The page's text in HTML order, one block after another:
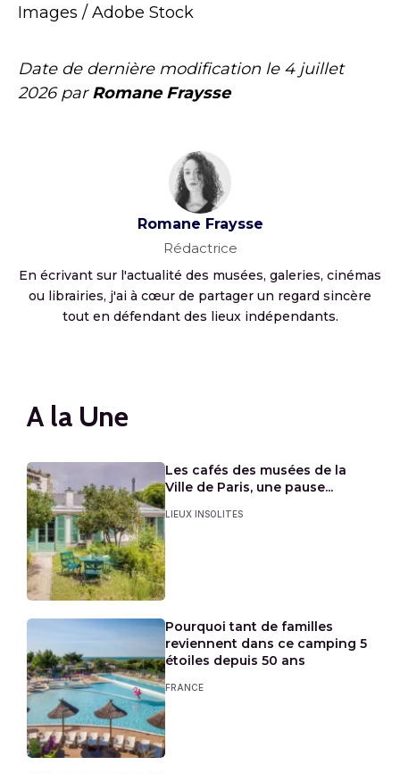
Images / Adobe Stock
Date de dernière modification le 4 juillet
2026parRomane Fraysse
Romane Fraysse
Rédactrice
En écrivant sur l'actualité des musées, galeries, cinémas
ou librairies, j'ai à cœur de partager un regard sincère
tout en défendant des lieux indépendants.
A la Une
Les cafés des musées de la
Ville de Paris, une pause...
LIEUX INSOLITES
Pourquoi tant de familles
reviennent dans ce camping 5
étoiles depuis 50 ans
FRANCE